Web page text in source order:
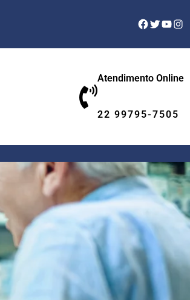
Facebook
Twitter
Atendimento Online
22 99795-7505